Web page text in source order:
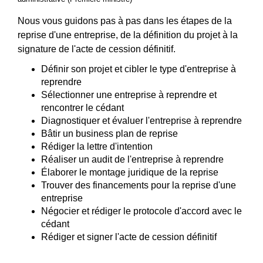
Nous vous guidons pas à pas dans les étapes de la
reprise d'une entreprise, de la définition du projet à la
signature de l'acte de cession définitif.
Définir son projet et cibler le type d'entreprise à
reprendre
Sélectionner une entreprise à reprendre et
rencontrer le cédant
Diagnostiquer et évaluer l'entreprise à reprendre
Bâtir un business plan de reprise
Rédiger la lettre d'intention
Réaliser un audit de l'entreprise à reprendre
Élaborer le montage juridique de la reprise
Trouver des financements pour la reprise d'une
entreprise
Négocier et rédiger le protocole d'accord avec le
cédant
Rédiger et signer l'acte de cession définitif